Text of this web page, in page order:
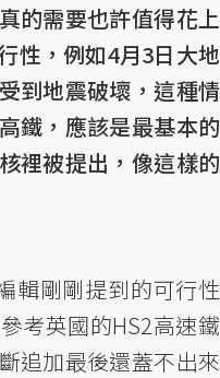
的需要也許值得花上
性，例如4月3日大地
到地震破壞，這種情
鐵，應該是最基本的
裡被提出，像這樣的
輯剛剛提到的可行性
考英國的HS2高速鐵
追加最後還蓋不出來